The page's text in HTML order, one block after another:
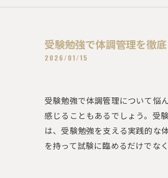
受験勉強で体調管理を徹
2026/01/15
受験勉強で体調管理について悩
感じることもあるでしょう。受
は、受験勉強を支える実践的な
を持って試験に臨めるだけでな